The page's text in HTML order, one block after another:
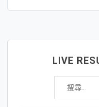
塗、
畫、
剪
剪、
貼
LIVE
搜
關